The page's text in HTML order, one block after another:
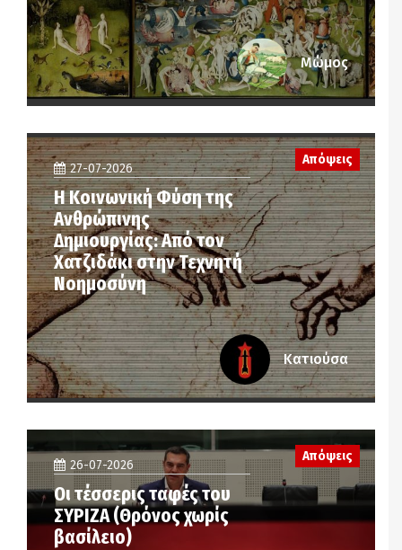
Μώμος
27-07-2026
Η Κοινωνική Φύση της
Ανθρώπινης
Δημιουργίας: Από τον
Χατζιδάκι στην Τεχνητή
Νοημοσύνη
Απόψεις
Κατιούσα
26-07-2026
Οι τέσσερις ταφές του
ΣΥΡΙΖΑ (Θρόνος χωρίς
βασίλειο)
Απόψεις